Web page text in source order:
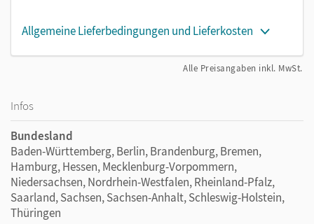
Allgemeine Lieferbedingungen und Lieferkosten
Alle Preisangaben inkl. MwSt.
Infos
Bundesland
Baden-Württemberg, Berlin, Brandenburg, Bremen,
Hamburg, Hessen, Mecklenburg-Vorpommern,
Niedersachsen, Nordrhein-Westfalen, Rheinland-Pfalz,
Saarland, Sachsen, Sachsen-Anhalt, Schleswig-Holstein,
Thüringen